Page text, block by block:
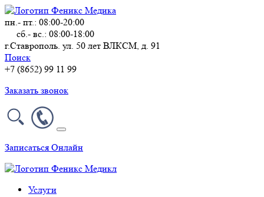
пн.- пт.: 08:00-20:00
сб.- вс.: 08:00-18:00
г.Ставрополь. ул. 50 лет ВЛКСМ, д. 91
Поиск
+7 (8652) 99 11 99
Заказать звонок
Записаться Онлайн
Услуги